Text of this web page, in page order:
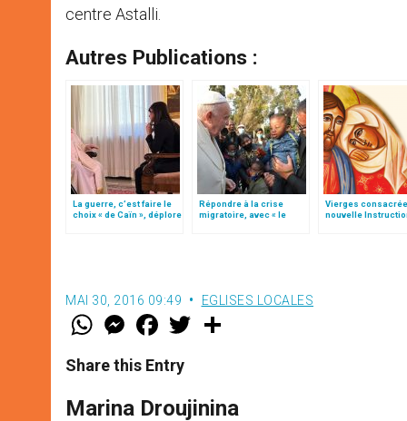
centre Astalli.
Autres Publications :
La guerre, c’est faire le
choix « de Caïn », déplore
Répondre à la crise
migratoire, avec « le
Vierges
nouvelle
MAI 30, 2016 09:49 EGLISES LOCALES
W
t
s
p
M
e
s
e
g
F
a
e
b
o
w
r
Share this Entry
Marina Droujinina